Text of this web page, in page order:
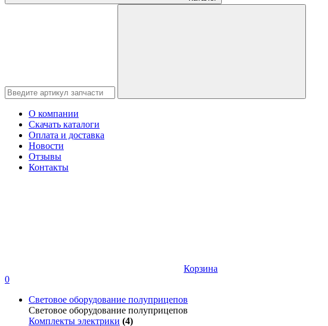
О компании
Скачать каталоги
Оплата и доставка
Новости
Отзывы
Контакты
Корзина
0
Световое оборудование полуприцепов
Световое оборудование полуприцепов
Комплекты электрики (4)